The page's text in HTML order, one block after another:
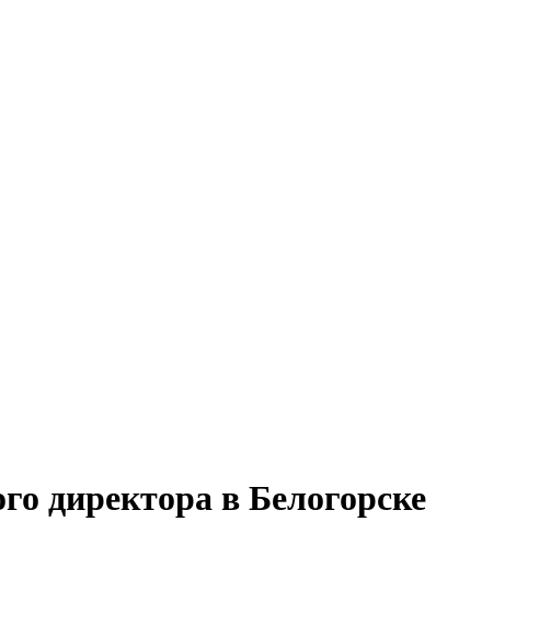
директора в Белогорске